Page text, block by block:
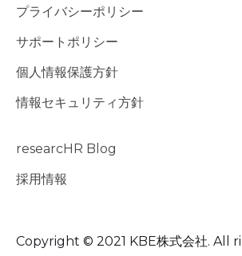
プライバシーポリシー
サポートポリシー
個人情報保護方針
情報セキュリティ方針
researcHR Blog
採用情報
Copyright © 2021 KBE株式会社. All